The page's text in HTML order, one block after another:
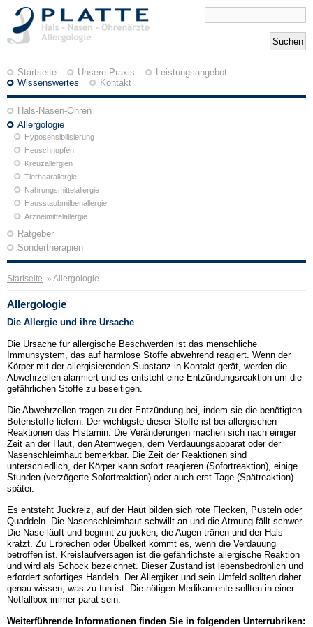
Startseite Unsere Praxis
Leistungsangebot
Wissenswertes
Kontakt
Hals-Nasen-Ohren
Allergologie
Hyposensibilisierung
Heuschnupfen
Kreuzallergien
Tierhaarallergie
Nahrungsmittelallergie
Hausstaubmilbenallergie
Arzneimittelallergie
Ratgeber
Sondertherapien
Startseite » Allergologie
Allergologie
Die Allergie und ihre Ursache
Die Ursache für allergische Beschwerden ist das menschliche
Immunsystem, das auf harmlose Stoffe abwehrend reagiert. Wenn der
Körper mit der allergisierenden Substanz in Kontakt gerät, werden die
Abwehrzellen alarmiert und es entsteht eine Entzündungsreaktion um die
gefährlichen Stoffe zu beseitigen.
Die Abwehrzellen tragen zu der Entzündung bei, indem sie die benötigten
Botenstoffe liefern. Der wichtigste dieser Stoffe ist bei allergischen
Reaktionen das Histamin. Die Veränderungen machen sich nach einiger
Zeit an der Haut, den Atemwegen, dem Verdauungsapparat oder der
Nasenschleimhaut bemerkbar. Die Zeit der Reaktionen sind
unterschiedlich, der Körper kann sofort reagieren (Sofortreaktion), einige
Stunden (verzögerte Sofortreaktion) oder auch erst Tage (Spätreaktion)
später.
Es entsteht Juckreiz, auf der Haut bilden sich rote Flecken, Pusteln oder
Quaddeln. Die Nasenschleimhaut schwillt an und die Atmung fällt schwer.
Die Nase läuft und beginnt zu jucken, die Augen tränen und der Hals
kratzt. Zu Erbrechen oder Übelkeit kommt es, wenn die Verdauung
betroffen ist. Kreislaufversagen ist die gefährlichste allergische Reaktion
und wird als Schock bezeichnet. Dieser Zustand ist lebensbedrohlich und
erfordert sofortiges Handeln. Der Allergiker und sein Umfeld sollten daher
genau wissen, was zu tun ist. Die nötigen Medikamente sollten in einer
Notfallbox immer parat sein.
Weiterführende Informationen finden Sie in folgenden Unterrubriken: